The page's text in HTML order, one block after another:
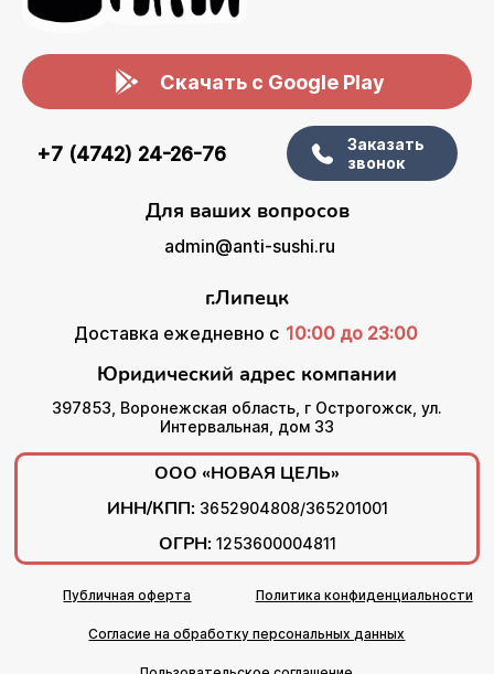
Скачать с Google Play
+7 (4742) 24-26-76
Заказать
звонок
Для ваших вопросов
admin@anti-sushi.ru
г.Липецк
Доставка ежедневно с 10:00 до 23:00
Юридический адрес компании
397853, Воронежская область, г Острогожск, ул.
Интервальная, дом 33
ООО «НОВАЯ ЦЕЛЬ»
ИНН/КПП: 3652904808/365201001
ОГРН: 1253600004811
Публичная оферта Политика конфиденциальности
Согласие на обработку персональных данных